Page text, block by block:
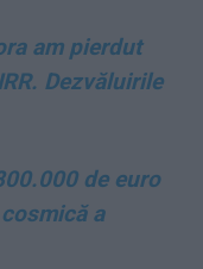
am pierdut
Dezvăluirile
de euro
a